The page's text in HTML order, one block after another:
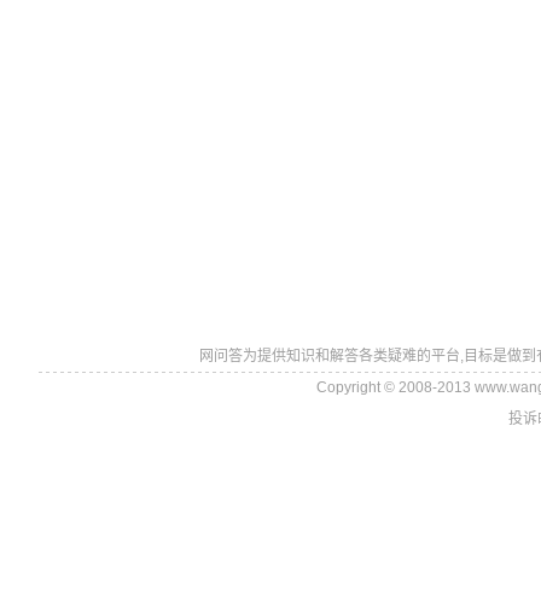
网问答为提供知识和解答各类疑难的平台,目标是做
Copyright © 2008-2013
投诉